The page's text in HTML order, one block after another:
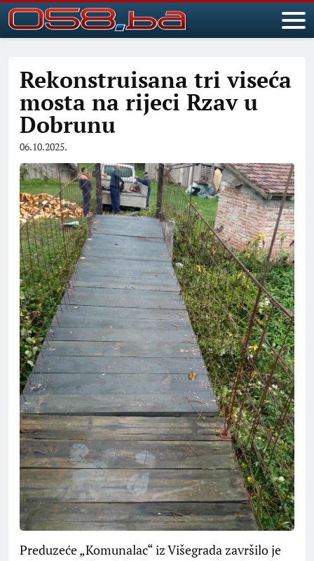
Rekonstruisana tri viseća
mosta na rijeci Rzav u
Dobrunu
06.10.2025.
Preduzeće „Komunalac“ iz Višegrada završilo je